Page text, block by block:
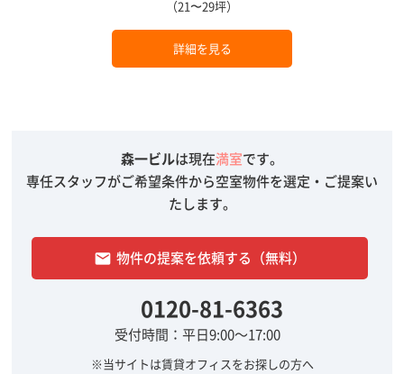
（21〜29坪）
詳細を見る
森一ビルは現在満室です。
専任スタッフがご希望条件から空室物件を選定・ご提案い
たします。
email 物件の提案を依頼する（無料）
0120-81-6363
受付時間：平日9:00～17:00
※当サイトは賃貸オフィスをお探しの方へ